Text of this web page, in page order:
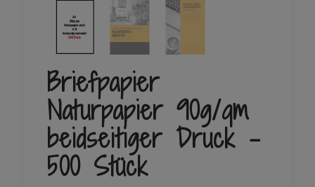
Briefpapier
Naturpapier 90g/qm
beidseitiger Druck –
500 Stück